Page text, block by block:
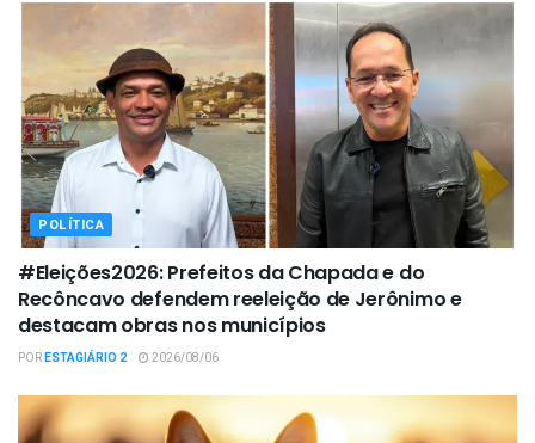
POLÍTICA
#Eleições2026: Prefeitos da Chapada e do
Recôncavo defendem reeleição de Jerônimo e
destacam obras nos municípios
PORESTAGIÁRIO 2 2026/08/06